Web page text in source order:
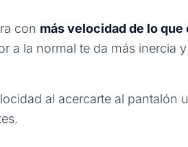
con más velocidad de lo que
a la normal te da más inercia
al acercarte al pantalón